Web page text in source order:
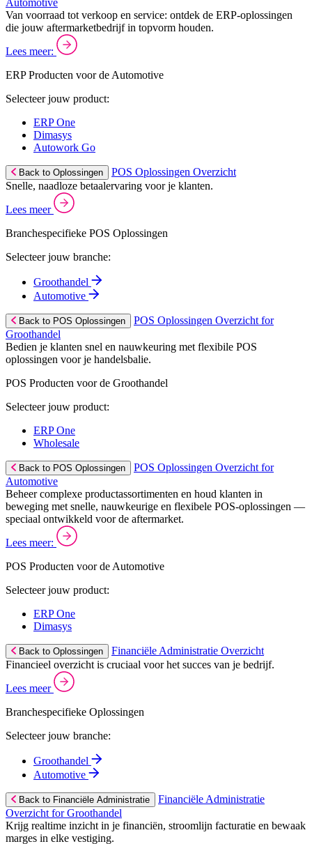
Automotive
Van voorraad tot verkoop en service: ontdek de ERP-oplossingen
die jouw aftermarketbedrijf in topvorm houden.
Lees meer:
ERP Producten voor de Automotive
Selecteer jouw product:
ERP One
Dimasys
Autowork Go
Back to Oplossingen
POS Oplossingen Overzicht
Snelle, naadloze betaalervaring voor je klanten.
Lees meer
Branchespecifieke POS Oplossingen
Selecteer jouw branche:
Groothandel
Automotive
Back to POS Oplossingen
POS Oplossingen Overzicht for
Groothandel
Bedien je klanten snel en nauwkeuring met flexibile POS
oplossingen voor je handelsbalie.
POS Producten voor de Groothandel
Selecteer jouw product:
ERP One
Wholesale
Back to POS Oplossingen
POS Oplossingen Overzicht for
Automotive
Beheer complexe productassortimenten en houd klanten in
beweging met snelle, nauwkeurige en flexibele POS-oplossingen —
speciaal ontwikkeld voor de aftermarket.
Lees meer:
POS Producten voor de Automotive
Selecteer jouw product:
ERP One
Dimasys
Back to Oplossingen
Financiële Administratie Overzicht
Financieel overzicht is cruciaal voor het succes van je bedrijf.
Lees meer
Branchespecifieke Oplossingen
Selecteer jouw branche:
Groothandel
Automotive
Back to Financiële Administratie
Financiële Administratie
Overzicht for Groothandel
Krijg realtime inzicht in je financiën, stroomlijn facturatie en bewaak
marges in elke vestiging.